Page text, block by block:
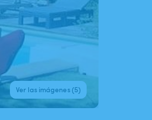
Ver las imágenes (5)